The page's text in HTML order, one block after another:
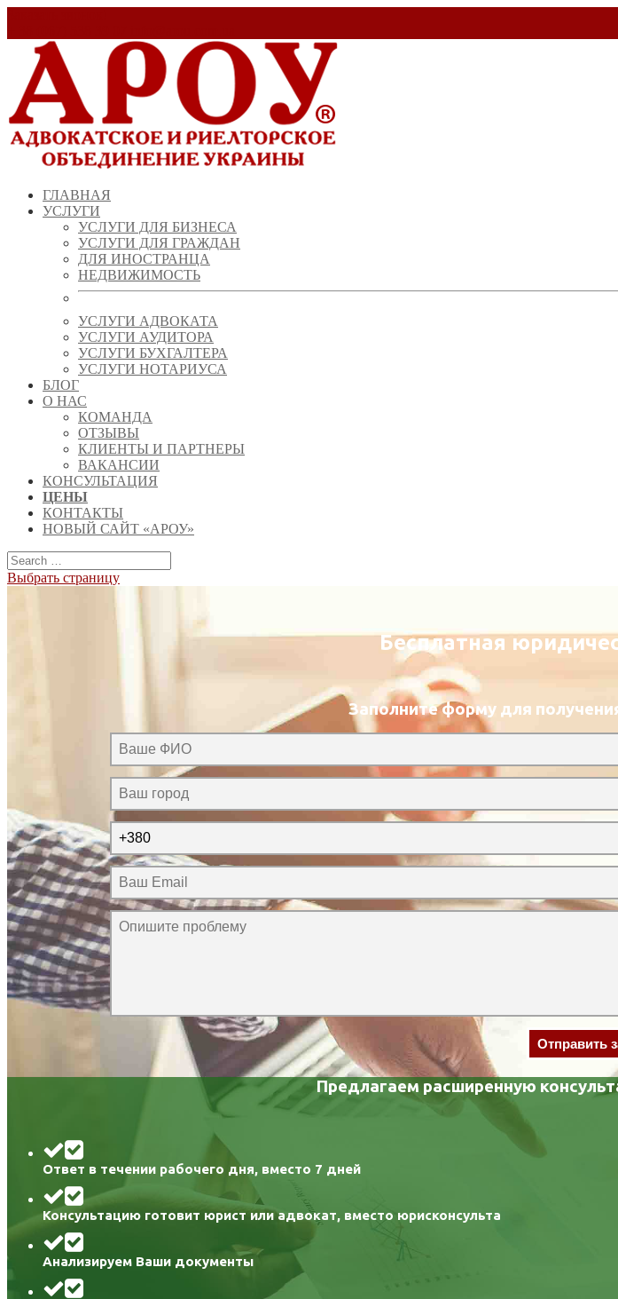
ГЛАВНАЯ
УСЛУГИ
УСЛУГИ ДЛЯ БИЗНЕСА
УСЛУГИ ДЛЯ ГРАЖДАН
ДЛЯ ИНОСТРАНЦА
НЕДВИЖИМОСТЬ
УСЛУГИ АДВОКАТА
УСЛУГИ АУДИТОРА
УСЛУГИ БУХГАЛТЕРА
УСЛУГИ НОТАРИУСА
БЛОГ
О НАС
КОМАНДА
ОТЗЫВЫ
КЛИЕНТЫ И ПАРТНЕРЫ
ВАКАНСИИ
КОНСУЛЬТАЦИЯ
ЦЕНЫ
КОНТАКТЫ
НОВЫЙ САЙТ «АРОУ»
Выбрать страницу
Бесплатная
Заполните форму для
Отправить
Предлагаем расширенную
Ответ в течении рабочего дня, вместо 7 дней
Консультацию готовит юрист или адвокат, вместо юрисконсульта
Анализируем Ваши документы